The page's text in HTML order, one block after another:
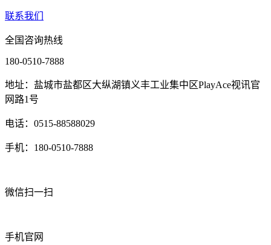
联系我们
全国咨询热线
180-0510-7888
地址：盐城市盐都区大纵湖镇义丰工业集中区PlayAce视讯官
网路1号
电话：0515-88588029
手机：180-0510-7888
微信扫一扫
手机官网